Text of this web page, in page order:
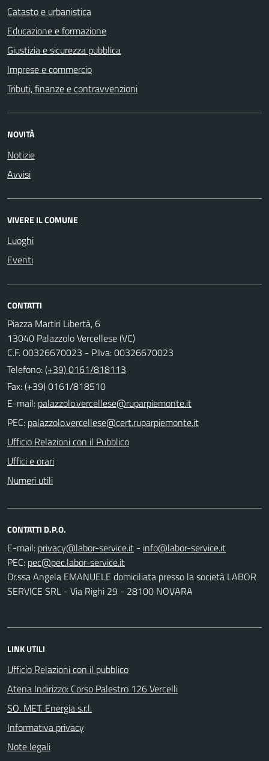
Catasto e urbanistica
Educazione e formazione
Giustizia e sicurezza pubblica
Imprese e commercio
Tributi, finanze e contravvenzioni
NOVITÀ
Notizie
Avvisi
VIVERE IL COMUNE
Luoghi
Eventi
CONTATTI
Piazza Martiri Libertà, 6
13040 Palazzolo Vercellese (VC)
C.F. 00326670023 - P.Iva: 00326670023
Telefono:(+39) 0161/818113
Fax: (+39) 0161/818510
E-mail:
PEC:
Ufficio Relazioni con il Pubblico
Uffici e orari
Numeri utili
CONTATTI D.P.O.
E-mail:
-
PEC:
Dr.ssa Angela EMANUELE domiciliata presso la società LABOR
SERVICE SRL - Via Righi 29 - 28100 NOVARA
LINK UTILI
Ufficio Relazioni con il pubblico
Atena Indirizzo: Corso Palestro 126 Vercelli
SO. MET. Energia s.r.l.
Informativa privacy
Note legali